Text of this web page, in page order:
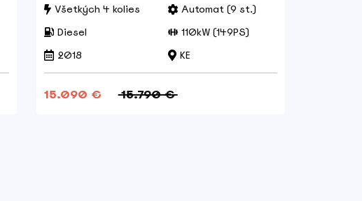
Všetkých 4 kolies
Automat (9 st.)
Diesel
110kW (149PS)
2018
KE
15.090 € 15.790 €